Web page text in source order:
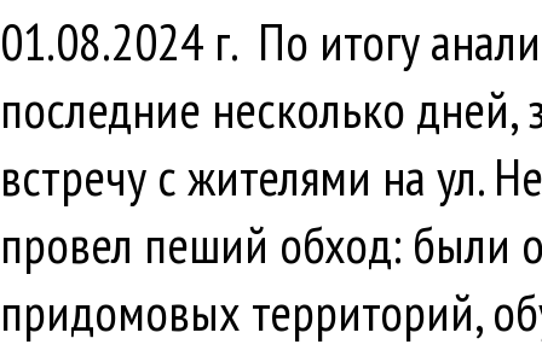
01.08.2024 г. По итогу
последние несколько
встречу с жителями на ул.
провел пеший обход: были
придомовых территорий,